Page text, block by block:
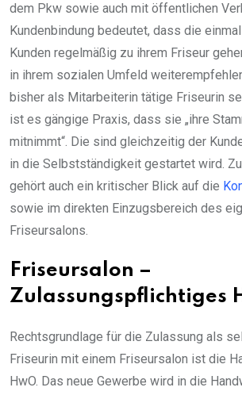
dem Pkw sowie auch mit öffentlichen
Kundenbindung bedeutet, dass die
Kunden regelmäßig zu ihrem Friseur
in ihrem sozialen Umfeld
bisher als Mitarbeiterin tätige Friseurin
ist es gängige Praxis, dass sie „ihre
mitnimmt“. Die sind gleichzeitig der
in die Selbstständigkeit gestartet wird.
gehört auch ein kritischer Blick auf die
sowie im direkten Einzugsbereich des
Friseursalons.
Friseursalon –
Zulassungspflichtiges
Rechtsgrundlage für die Zulassung als
Friseurin mit einem Friseursalon ist die
HwO. Das neue Gewerbe wird in die